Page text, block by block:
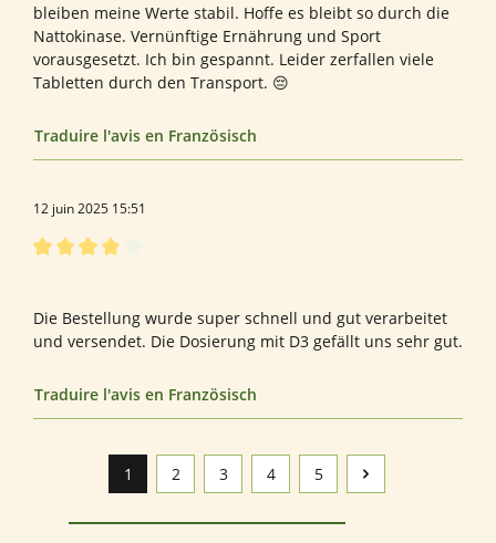
bleiben meine Werte stabil. Hoffe es bleibt so durch die
Nattokinase. Vernünftige Ernährung und Sport
vorausgesetzt. Ich bin gespannt. Leider zerfallen viele
Tabletten durch den Transport. 😔
Traduire l'avis en Französisch
12 juin 2025 15:51
Die Bestellung wurde super schnell und gut verarbeitet
und versendet. Die Dosierung mit D3 gefällt uns sehr gut.
Traduire l'avis en Französisch
Page
1 Page
2 Page
3 Page
4 Page
5